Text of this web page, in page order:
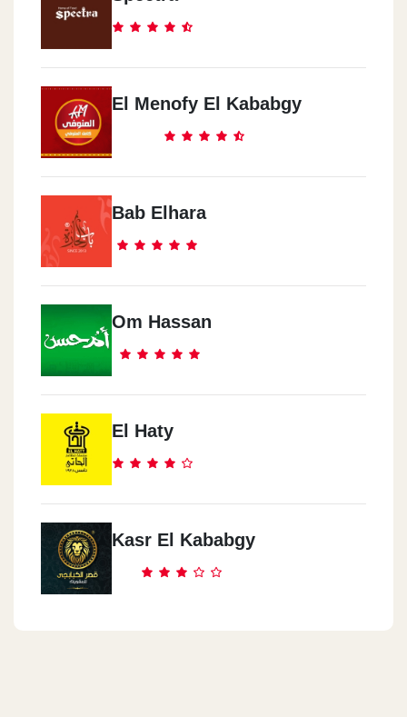
El Menofy El Kababgy
Bab Elhara
Om Hassan
El Haty
Kasr El Kababgy